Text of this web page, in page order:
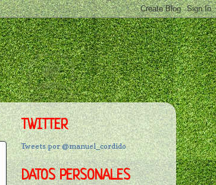
TWITTER
Tweets por @manuel_cordido
DATOS PERSONALES